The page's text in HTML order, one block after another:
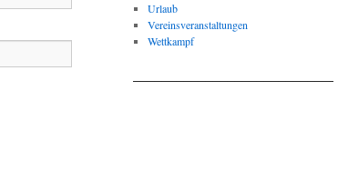
Urlaub
Vereinsveranstaltungen
Wettkampf